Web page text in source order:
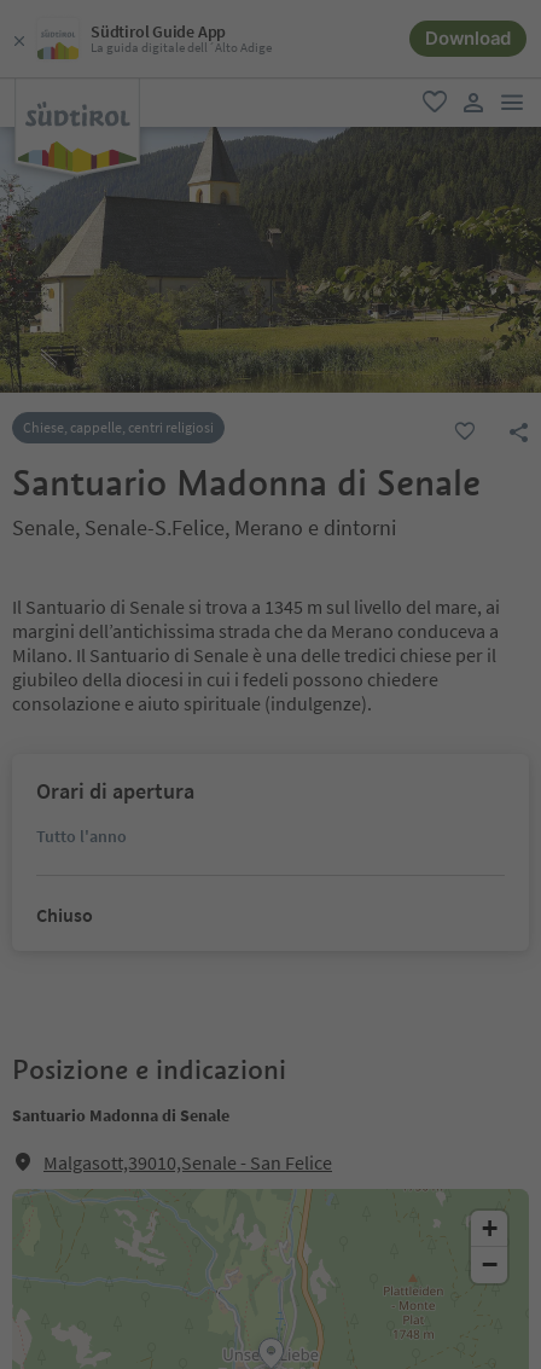
Südtirol Guide App
La guida digitale dell´Alto Adige Download
favoriti
user link
Chiese, cappelle, centri religiosi
Santuario Madonna di Senale
Senale, Senale-S.Felice, Merano e dintorni
Il Santuario di Senale si trova a 1345 m sul livello del mare, ai
margini dell’antichissima strada che da Merano conduceva a
Milano. Il Santuario di Senale è una delle tredici chiese per il
giubileo della diocesi in cui i fedeli possono chiedere
consolazione e aiuto spirituale (indulgenze).
Orari di apertura
Tutto l'anno
Chiuso
Posizione e indicazioni
Santuario Madonna di Senale
Malgasott,39010,Senale - San Felice
+
−